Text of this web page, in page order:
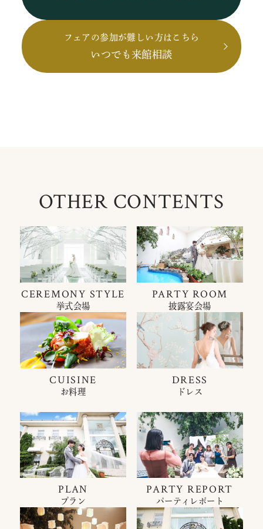
フェアの参加が難しい方はこちら
いつでも来館相談
OTHER CONTENTS
CEREMONY STYLE
挙式会場
PARTY ROOM
披露宴会場
CUISINE
お料理
DRESS
ドレス
PLAN
プラン
PARTY REPORT
パーティレポート